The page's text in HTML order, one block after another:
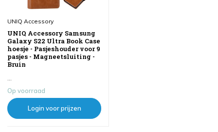
UNIQ Accessory
UNIQ Accessory Samsung
Galaxy S22 Ultra Book Case
hoesje - Pasjeshouder voor 9
pasjes - Magneetsluiting -
Bruin
...
Op voorraad
Login voor prijzen